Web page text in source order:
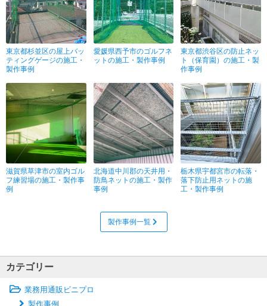
東京都杉並区の屋上バッ
ティングゲージの施工・
製作事例
愛媛県西予市のゴルフネ
ットの施工・製作事例
東京都渋谷区の防止ネッ
ト（保育園）の施工・製
作事例
滋賀県草津市の室内ゴル
フ練習場の施工・製作事
例
北海道中川郡の天井用・
防鳥ネットの施工・製作
事例
栃木県宇都宮市の転落・
落下防止用ネットの施
工・製作事例
製作事例一覧
カテゴリー
業務用通販ビニプロ
製作事例